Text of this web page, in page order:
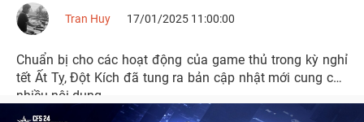
Tran Huy 17/01/2025 11:00:00
Chuẩn bị cho các hoạt động của game thủ trong kỳ nghỉ
tết Ất Tỵ, Đột Kích đã tung ra bản cập nhật mới cung cấp
nhiều nội dung.